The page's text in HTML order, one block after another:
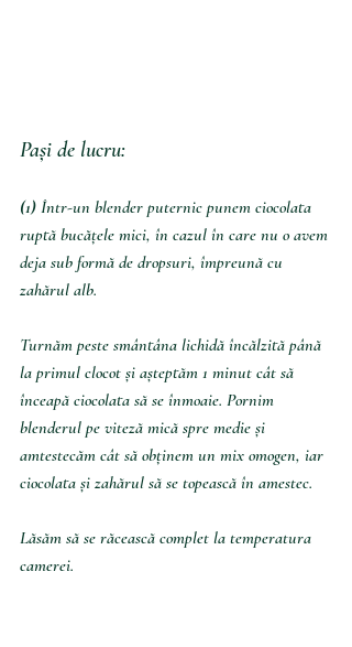
Pași de lucru:
(1) Într-un blender puternic punem ciocolata
ruptă bucățele mici, în cazul în care nu o avem
deja sub formă de dropsuri, împreună cu
zahărul alb.
Turnăm peste smântâna lichidă încălzită până
la primul clocot și așteptăm 1 minut cât să
înceapă ciocolata să se înmoaie. Pornim
blenderul pe viteză mică spre medie și
amtestecăm cât să obținem un mix omogen, iar
ciocolata și zahărul să se topească în amestec.
Lăsăm să se răcească complet la temperatura
camerei.